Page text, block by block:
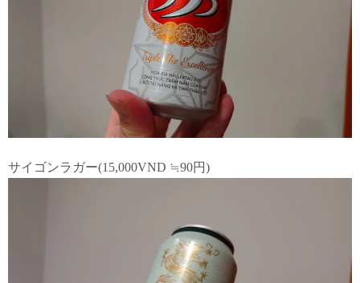
サイゴンラガー(15,000VND ≒90円)